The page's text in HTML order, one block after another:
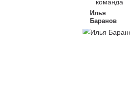
команда
Илья
Баранов